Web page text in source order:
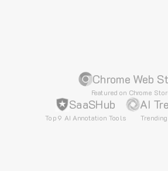
Chrome Web
Featured on Chrome
SaaSHub
Top 9 AI Annotation Tools
AI